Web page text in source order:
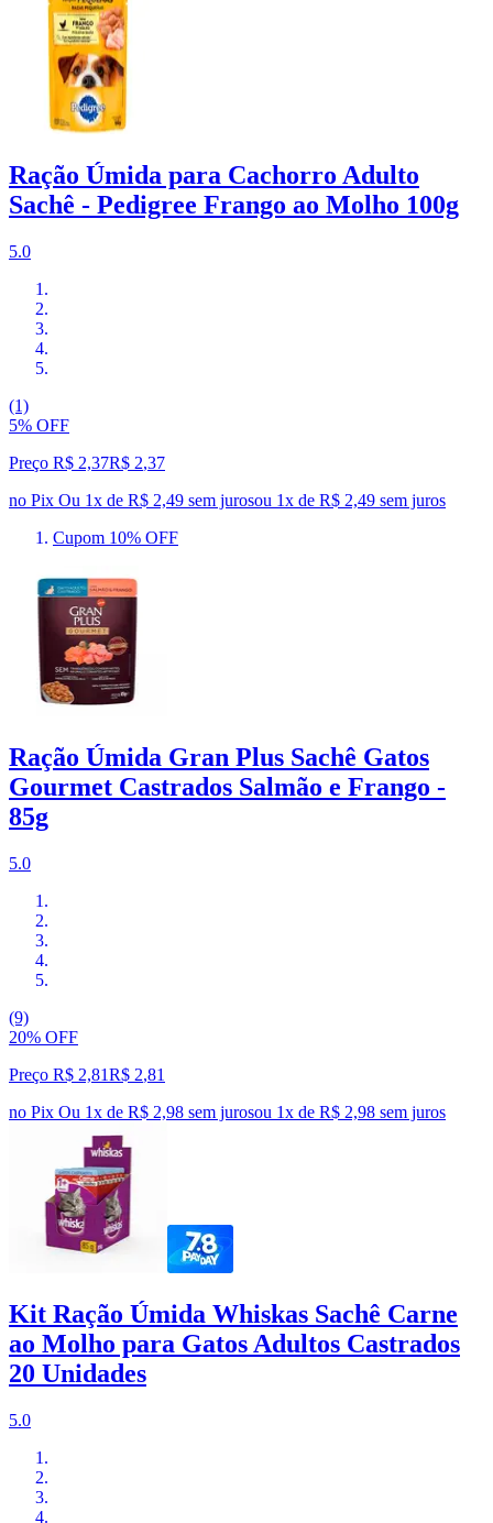
Ração Úmida para Cachorro Adulto
Sachê - Pedigree Frango ao Molho 100g
5.0
(1)
5% OFF
Preço R$ 2,37R$ 2,37
no Pix Ou 1x de R$ 2,49 sem jurosou 1x de R$ 2,49 sem juros
Cupom 10% OFF
Ração Úmida Gran Plus Sachê Gatos
Gourmet Castrados Salmão e Frango -
85g
5.0
(9)
20% OFF
Preço R$ 2,81R$ 2,81
no Pix Ou 1x de R$ 2,98 sem jurosou 1x de R$ 2,98 sem juros
Kit Ração Úmida Whiskas Sachê Carne
ao Molho para Gatos Adultos Castrados
20 Unidades
5.0